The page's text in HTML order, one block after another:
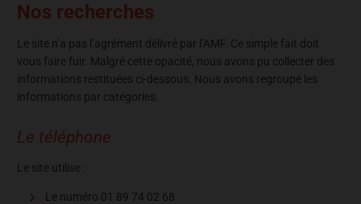
Nos recherches
Le site n’a pas l’agrément délivré par l’AMF. Ce simple fait doit
vous faire fuir. Malgré cette opacité, nous avons pu collecter des
informations restituées ci-dessous. Nous avons regroupé les
informations par catégories.
Le téléphone
Le site utilise :
Le numéro 01 89 74 02 68